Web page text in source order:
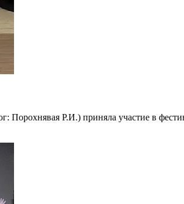
Порохнявая Р.И.) приняла участие в